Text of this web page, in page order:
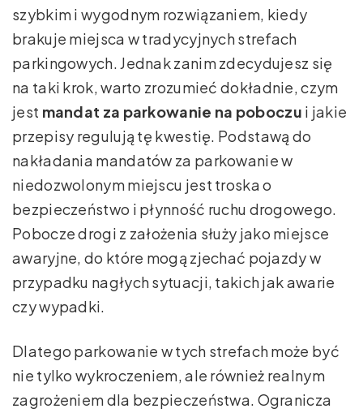
szybkim i wygodnym rozwiązaniem, kiedy
brakuje miejsca w tradycyjnych strefach
parkingowych. Jednak zanim zdecydujesz się
na taki krok, warto zrozumieć dokładnie, czym
jest mandat za parkowanie na poboczu i jakie
przepisy regulują tę kwestię. Podstawą do
nakładania mandatów za parkowanie w
niedozwolonym miejscu jest troska o
bezpieczeństwo i płynność ruchu drogowego.
Pobocze drogi z założenia służy jako miejsce
awaryjne, do które mogą zjechać pojazdy w
przypadku nagłych sytuacji, takich jak awarie
czy wypadki.
Dlatego parkowanie w tych strefach może być
nie tylko wykroczeniem, ale również realnym
zagrożeniem dla bezpieczeństwa. Ogranicza